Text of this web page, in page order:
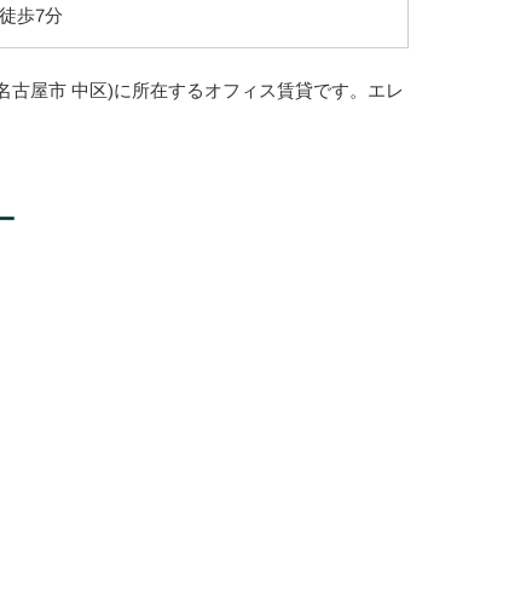
歩7分
古屋市 中区)に所在するオフィス賃貸です。エレ